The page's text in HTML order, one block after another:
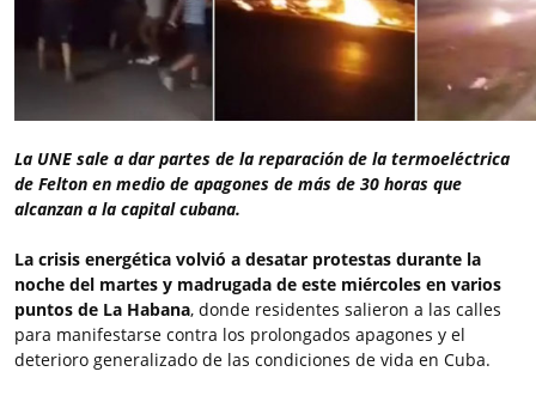
La UNE sale a dar partes de la reparación de la termoeléctrica
de Felton en medio de apagones de más de 30 horas que
alcanzan a la capital cubana.
La crisis energética volvió a desatar protestas durante la
noche del martes y madrugada de este miércoles en varios
puntos de La Habana, donde residentes salieron a las calles
para manifestarse contra los prolongados apagones y el
deterioro generalizado de las condiciones de vida en Cuba.